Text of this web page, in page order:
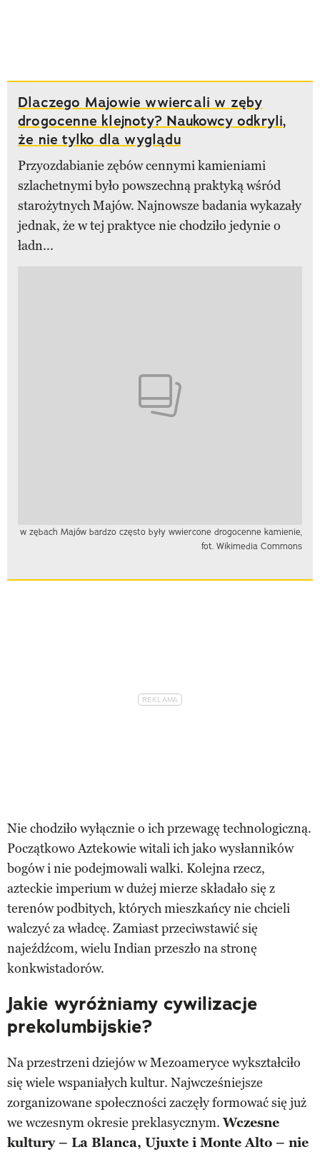
Dlaczego Majowie wwiercali w zęby
drogocenne klejnoty? Naukowcy odkryli,
że nie tylko dla wyglądu
Przyozdabianie zębów cennymi kamieniami
szlachetnymi było powszechną praktyką wśród
starożytnych Majów. Najnowsze badania wykazały
jednak, że w tej praktyce nie chodziło jedynie o
ładn...
w zębach Majów bardzo często były wwiercone drogocenne kamienie,
fot. Wikimedia Commons
Nie chodziło wyłącznie o ich przewagę technologiczną.
Początkowo Aztekowie witali ich jako wysłanników
bogów i nie podejmowali walki. Kolejna rzecz,
azteckie imperium w dużej mierze składało się z
terenów podbitych, których mieszkańcy nie chcieli
walczyć za władcę. Zamiast przeciwstawić się
najeźdźcom, wielu Indian przeszło na stronę
konkwistadorów.
Jakie wyróżniamy cywilizacje
prekolumbijskie?
Na przestrzeni dziejów w Mezoameryce wykształciło
się wiele wspaniałych kultur. Najwcześniejsze
zorganizowane społeczności zaczęły formować się już
we wczesnym okresie preklasycznym.Wczesne
kultury – La Blanca, Ujuxte i Monte Alto – nie